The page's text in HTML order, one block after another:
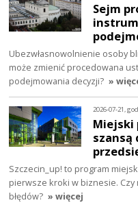
Sejm
Ubezwłasnowolnienie osoby
może zmienić procedowana
podejmowania decyzji? »
2026-07-21,
Miejski
szansą
Szczecin_up! to program
pierwsze kroki w biznesie. Czy
błędów? » więcej